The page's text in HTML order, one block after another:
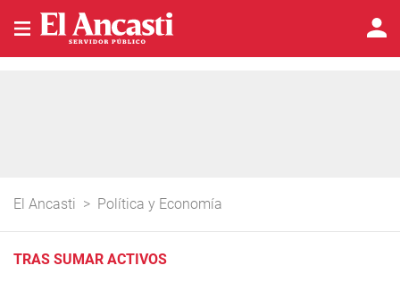
El Ancasti > Política y Economía
TRAS SUMAR ACTIVOS